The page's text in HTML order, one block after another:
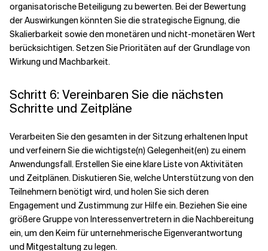
organisatorische Beteiligung zu bewerten. Bei der Bewertung
der Auswirkungen könnten Sie die strategische Eignung, die
Skalierbarkeit sowie den monetären und nicht-monetären Wert
berücksichtigen. Setzen Sie Prioritäten auf der Grundlage von
Wirkung und Machbarkeit.
Schritt 6: Vereinbaren Sie die nächsten
Schritte und Zeitpläne
Verarbeiten Sie den gesamten in der Sitzung erhaltenen Input
und verfeinern Sie die wichtigste(n) Gelegenheit(en) zu einem
Anwendungsfall. Erstellen Sie eine klare Liste von Aktivitäten
und Zeitplänen. Diskutieren Sie, welche Unterstützung von den
Teilnehmern benötigt wird, und holen Sie sich deren
Engagement und Zustimmung zur Hilfe ein. Beziehen Sie eine
größere Gruppe von Interessenvertretern in die Nachbereitung
ein, um den Keim für unternehmerische Eigenverantwortung
und Mitgestaltung zu legen.